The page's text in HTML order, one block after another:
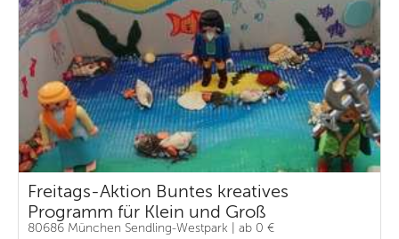
Freitags-Aktion Buntes kreatives
Programm für Klein und Groß
80686 München Sendling-Westpark | ab 0 €